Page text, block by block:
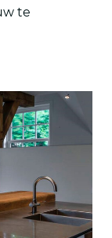
te